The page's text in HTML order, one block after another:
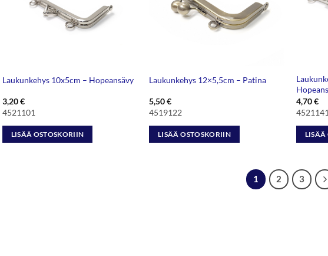
Laukunkehys 10x5cm – Hopeansävy
3,20€
4521101
LISÄÄ OSTOSKORIIN
Laukunkehys 12×5,5cm – Patina
5,50€
4519122
LISÄÄ OSTOSKORIIN
4,70€
4521141
LISÄÄ
1 2 3